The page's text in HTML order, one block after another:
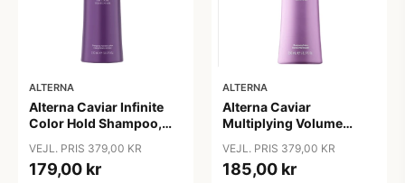
ALTERNA
Alterna Caviar Infinite
Color Hold Shampoo,
VEJL. PRIS 379,00 KR
179,00 kr
ALTERNA
Alterna Caviar
Multiplying Volume
VEJL. PRIS 379,00 KR
185,00 kr